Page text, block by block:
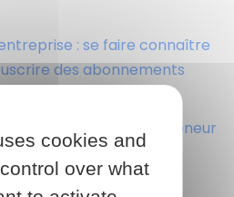
: se faire connaître
des abonnements
du micro-entrepreneur
de l'entrepreneur
cookies and
over what